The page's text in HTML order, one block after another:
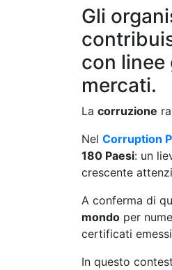
Gli
con
mercati.
La corruzione
Nel Corruption
180 Paesi: un
crescente
A conferma di
mondo per
certificati
In questo